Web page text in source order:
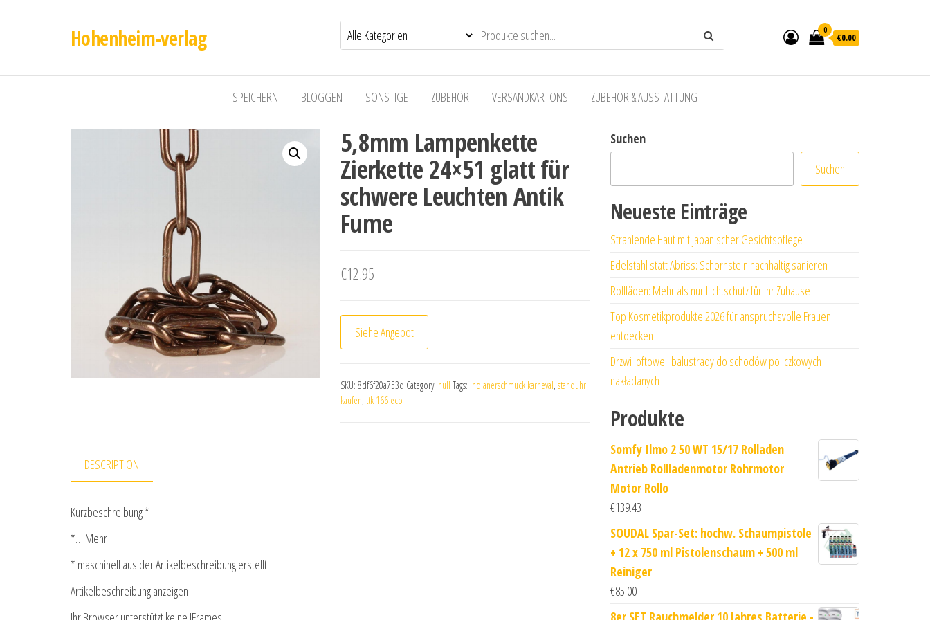
Hohenheim-verlag 0
€0.00
SPEICHERN BLOGGEN SONSTIGE ZUBEHÖR VERSANDKARTONS ZUBEHÖR & AUSSTATTUNG
5,8mm Lampenkette
Zierkette 24×51 glatt für
schwere Leuchten Antik
Fume
€12.95
Siehe Angebot
SKU: 8df6f20a753d Category: null Tags: indianerschmuck karneval, standuhr
kaufen, ttk 166 eco
DESCRIPTION
Kurzbeschreibung *
*… Mehr
* maschinell aus der Artikelbeschreibung erstellt
Artikelbeschreibung anzeigen
Suchen
Suchen
Neueste Einträge
Strahlende Haut mit japanischer Gesichtspflege
Edelstahl statt Abriss: Schornstein nachhaltig sanieren
Rollläden: Mehr als nur Lichtschutz für Ihr Zuhause
Top Kosmetikprodukte 2026 für anspruchsvolle Frauen
entdecken
Drzwi loftowe i balustrady do schodów policzkowych
nakładanych
Produkte
Somfy Ilmo 2 50 WT 15/17 Rolladen
Antrieb Rollladenmotor Rohrmotor
Motor Rollo
€139.43
SOUDAL Spar-Set: hochw. Schaumpistole
+ 12 x 750 ml Pistolenschaum + 500 ml
Reiniger
€85.00
8er SET Rauchmelder 10 Jahres Batterie -